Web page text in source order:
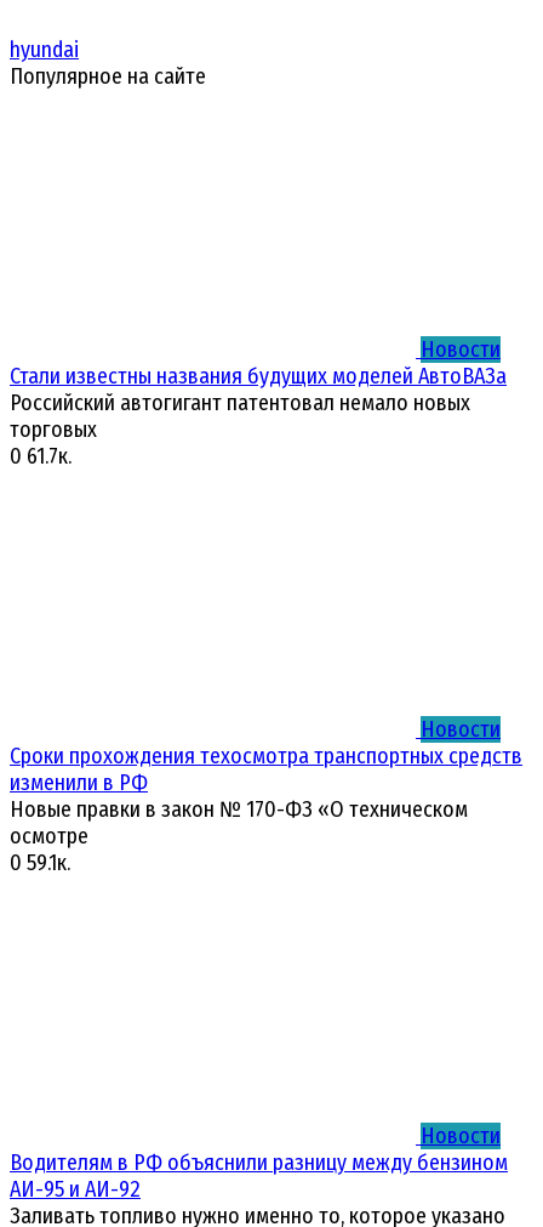
hyundai
Популярное на сайте
Новости
Стали известны названия будущих моделей АвтоВАЗа
Российский автогигант патентовал немало новых
торговых
0 61.7к.
Новости
Сроки прохождения техосмотра транспортных средств
изменили в РФ
Новые правки в закон № 170-ФЗ «О техническом
осмотре
0 59.1к.
Новости
Водителям в РФ объяснили разницу между бензином
АИ-95 и АИ-92
Заливать топливо нужно именно то, которое указано